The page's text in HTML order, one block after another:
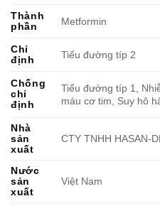
Thành
phần
Metformin
Chỉ
định
Tiểu đường típ 2
Chống
chỉ
định
Tiểu đường típ 1,
máu cơ tim, Suy hô
Nhà
sản
xuất
CTY TNHH HASAN-
Nước
sản
xuất
Việt Nam